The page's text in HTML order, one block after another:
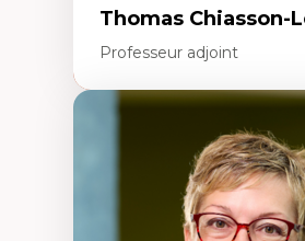
Thomas Chiasson-
Professeur adjoint
Théories du développement
Économie politique
Élites économiques
Sociologie économique
Extractivisme